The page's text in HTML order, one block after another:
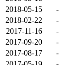
2018-05-15
-
2018-02-22
-
2017-11-16
-
2017-09-20
-
2017-08-17
-